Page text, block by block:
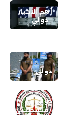
أهم الاخبار
دولي
دولي
دولي
فلسطيني